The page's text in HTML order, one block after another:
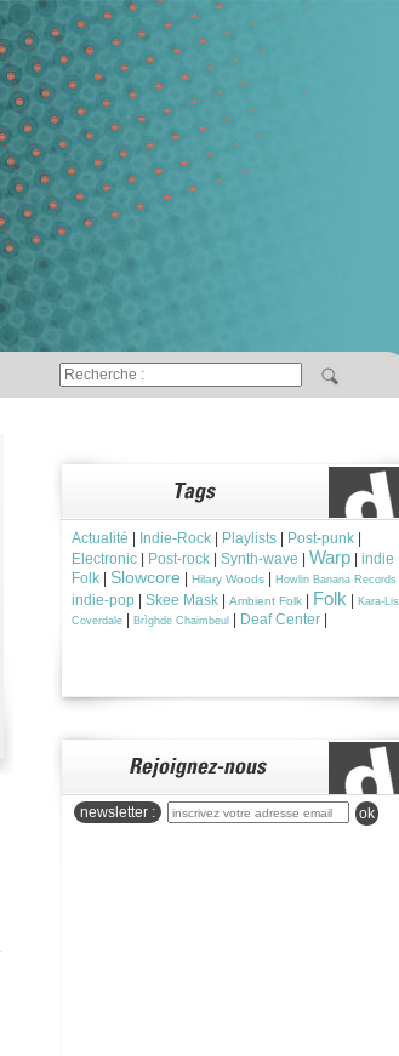
Actualité Indie-Rock Playlists Post-punk
Electronic
Post-rock Synth-wave Warp
indie
Folk
Slowcore Hilary Woods Howlin Banana Records
indie-pop
Skee Mask Ambient Folk Folk
Kara-Lis
Coverdale
Brìghde Chaimbeul Deaf Center
newsletter : ok